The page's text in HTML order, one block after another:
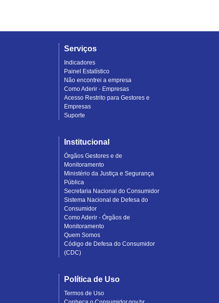
Serviços
Indicadores
Painel Estatístico
Não encontrei a empresa
Como Aderir - Empresas
Acesso Restrito para Gestores e
Empresas
Suporte
Institucional
Órgãos Gestores e de
Monitoramento
Ministério da Justiça e Segurança
Pública
Secretaria Nacional do Consumidor
Sistema Nacional de Defesa do
Consumidor
Como Aderir - Órgãos de
Monitoramento
Quem Somos
Código de Defesa do Consumidor
(CDC)
Política de Uso
Termos de Uso